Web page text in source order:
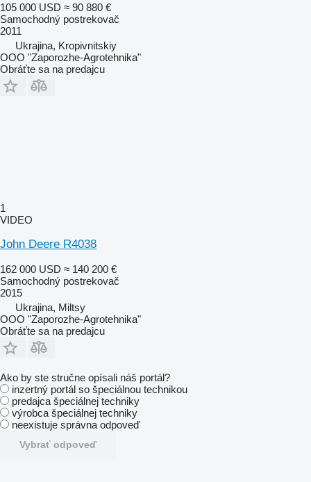
105 000 USD ≈ 90 880 €
Samochodný postrekovač
2011
Ukrajina, Kropivnitskiy
OOO "Zaporozhe-Agrotehnika"
Obráťte sa na predajcu
1
VIDEO
John Deere R4038
162 000 USD ≈ 140 200 €
Samochodný postrekovač
2015
Ukrajina, Miltsy
OOO "Zaporozhe-Agrotehnika"
Obráťte sa na predajcu
Ako by ste stručne opísali náš portál?
inzertný portál so špeciálnou technikou
predajca špeciálnej techniky
výrobca špeciálnej techniky
neexistuje správna odpoveď
Vybrať odpoveď